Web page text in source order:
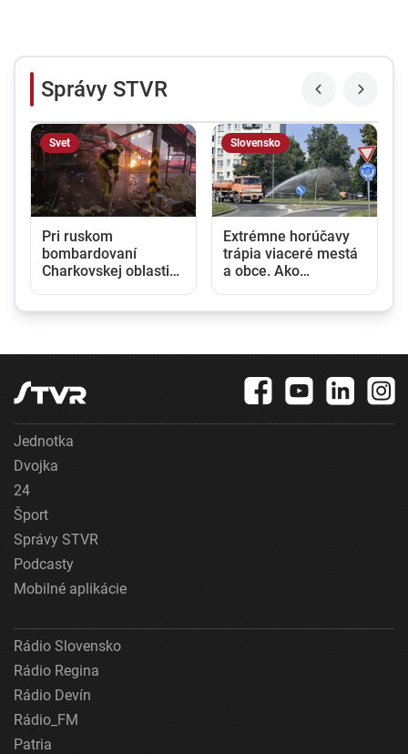
Správy STVR
Svet
Pri ruskom
bombardovaní
Charkovskej oblasti
Slovensko
Extrémne horúčavy
trápia viaceré mestá
a obce. Ako
Jednotka
Dvojka
24
Šport
Správy STVR
Podcasty
Mobilné aplikácie
Rádio Slovensko
Rádio Regina
Rádio Devín
Rádio_FM
Patria